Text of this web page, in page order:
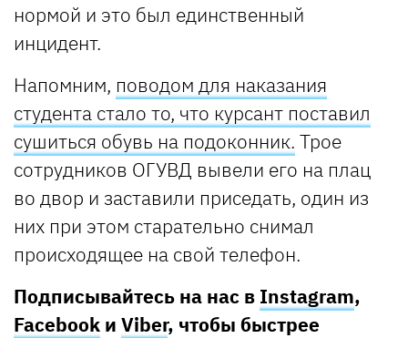
нормой и это был единственный
инцидент.
Напомним, поводом для наказания
студента стало то, что курсант поставил
сушиться обувь на подоконник. Трое
сотрудников ОГУВД вывели его на плац
во двор и заставили приседать, один из
них при этом старательно снимал
происходящее на свой телефон.
Подписывайтесь на нас в Instagram,
Facebook и Viber, чтобы быстрее